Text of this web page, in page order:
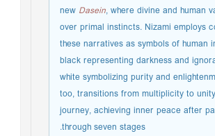
newDasein, where divine and human
over primal instincts. Nizami employs
these narratives as symbols of
black representing darkness and
white symbolizing purity and
too, transitions from multiplicity to
journey, achieving inner peace after
through seven stages.